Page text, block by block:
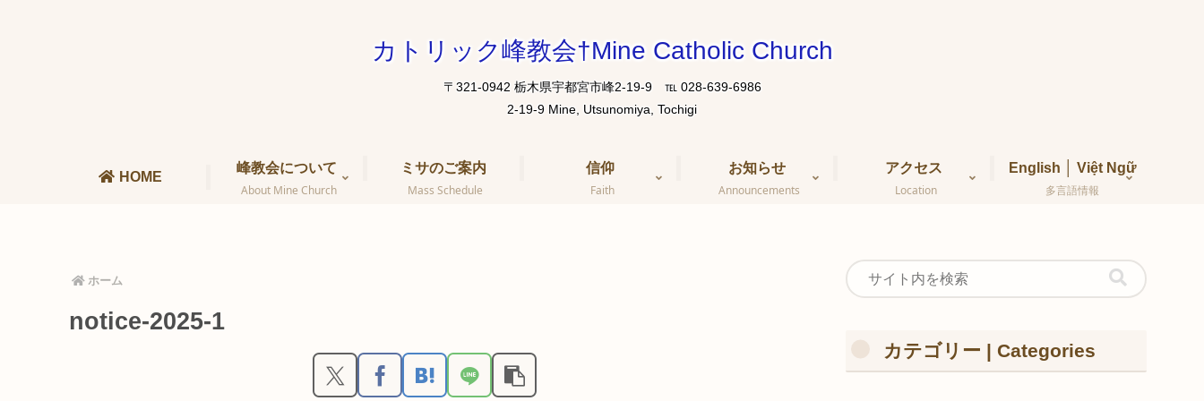
カトリック峰教会†Mine Catholic Church
〒321-0942 栃木県宇都宮市峰2-19-9 ℡ 028-639-6986
HOME
峰教会について
About Mine Church
ミサのご案内
Mass Schedule
信仰
Faith
お知らせ
Announcements
アクセス
Location
English │ Việt Ngữ
多言語情報
ホーム
notice-2025-1
カテゴリー | Categories